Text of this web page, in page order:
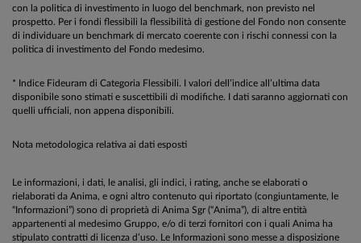
con la politica di investimento in luogo del benchmark, non previsto nel
prospetto. Per i fondi flessibili la flessibilità di gestione del Fondo non consente
di individuare un benchmark di mercato coerente con i rischi connessi con la
politica di investimento del Fondo medesimo.
* Indice Fideuram di Categoria Flessibili. I valori dell’indice all’ultima data
disponibile sono stimati e suscettibili di modifiche. I dati saranno aggiornati con
quelli ufficiali, non appena disponibili.
Nota metodologica relativa ai dati esposti
Le informazioni, i dati, le analisi, gli indici, i rating, anche se elaborati o
rielaborati da Anima, e ogni altro contenuto qui riportato (congiuntamente, le
“Informazioni”) sono di proprietà di Anima Sgr (“Anima”), di altre entità
appartenenti al medesimo Gruppo, e/o di terzi fornitori con i quali Anima ha
stipulato contratti di licenza d’uso. Le Informazioni sono messe a disposizione